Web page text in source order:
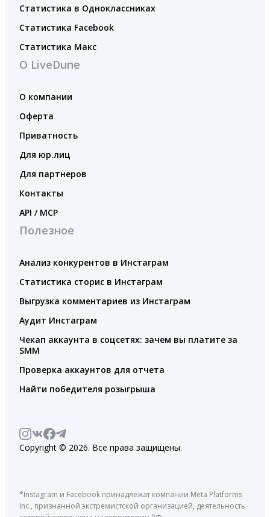
Статистика в Одноклассниках
Статистика Facebook
Статистика Макс
О LiveDune
О компании
Оферта
Приватность
Для юр.лиц
Для партнеров
Контакты
API / MCP
Полезное
Анализ конкурентов в Инстаграм
Статистика сторис в Инстаграм
Выгрузка комментариев из Инстаграм
Аудит Инстаграм
Чекап аккаунта в соцсетях: зачем вы платите за
SMM
Проверка аккаунтов для отчета
Найти победителя розыгрыша
Copyright © 2026. Все права защищены.
*Instagram и Facebook принадлежат компании Meta Platforms
Inc., признанной экстремистской организацией, деятельность